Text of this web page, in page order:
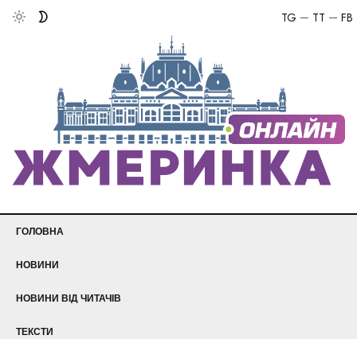
FB
TT
TG
ГОЛОВНА
НОВИНИ
НОВИНИ ВІД ЧИТАЧІВ
ТЕКСТИ